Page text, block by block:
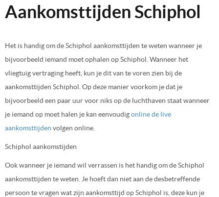
Aankomsttijden Schiphol
Het is handig om de Schiphol aankomsttijden te weten wanneer je
bijvoorbeeld iemand moet ophalen op Schiphol. Wanneer het
vliegtuig vertraging heeft, kun je dit van te voren zien bij de
aankomsttijden Schiphol. Op deze manier voorkom je dat je
bijvoorbeeld een paar uur voor niks op de luchthaven staat wanneer
je iemand op moet halen je kan eenvoudigonline de live
aankomsttijden volgen online.
Schiphol aankomstijden
Ook wanneer je iemand wil verrassen is het handig om de Schiphol
aankomsttijden te weten. Je hoeft dan niet aan de desbetreffende
persoon te vragen wat zijn aankomsttijd op Schiphol is, deze kun je